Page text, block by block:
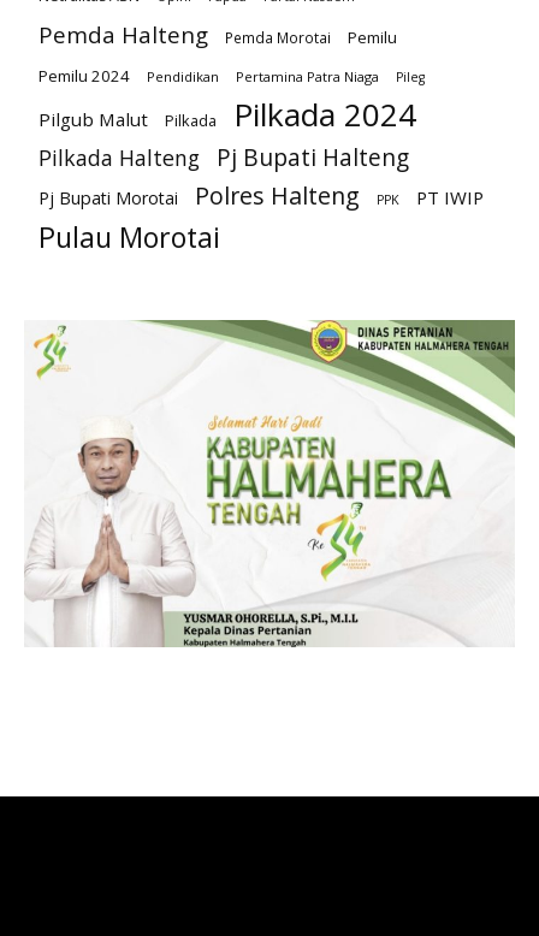
Pemda Halteng Pemda Morotai
Pemilu
Pemilu 2024
Pendidikan Pertamina Patra Niaga Pileg
Pilgub Malut Pilkada Pilkada 2024
Pilkada Halteng Pj Bupati Halteng
Pj Bupati Morotai Polres Halteng PPK PT IWIP
Pulau Morotai